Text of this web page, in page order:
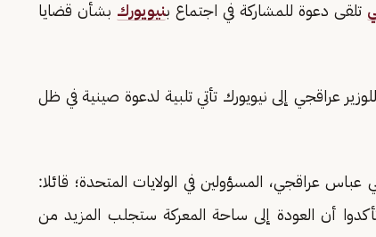
تلقى دعوة للمشاركة في اجتماع بنيويورك بشأن قضايا
عراقجي إلى نيويورك تأتي تلبية لدعوة صينية في ظل
عراقجي، المسؤولين في الولايات المتحدة؛ قائلا:
أن العودة إلى ساحة المعركة ستجلب المزيد من